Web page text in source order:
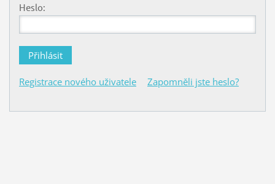
Heslo:
Registrace nového uživatele Zapomněli jste heslo?